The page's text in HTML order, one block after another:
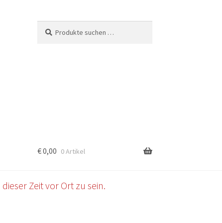
nach:
€0,00 0 Artikel
Zeit vor Ort zu sein.